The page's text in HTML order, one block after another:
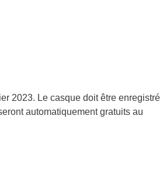
2023. Le casque doit être enregistré
automatiquement gratuits au